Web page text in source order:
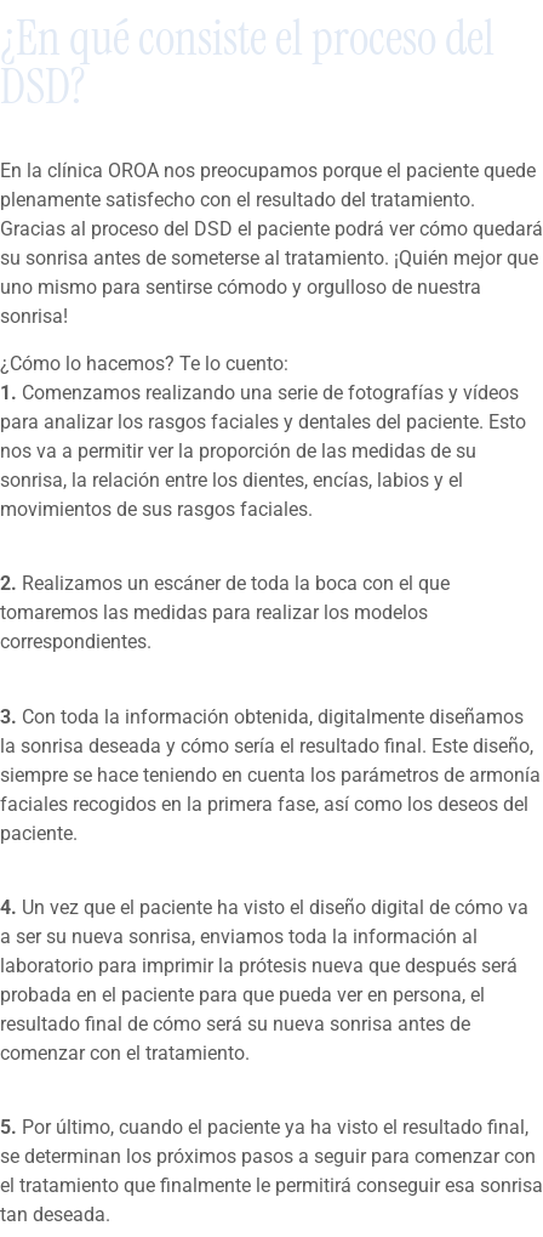
¿En qué consiste el proceso del
DSD?
En la clínica OROA nos preocupamos porque el paciente quede
plenamente satisfecho con el resultado del tratamiento.
Gracias al proceso del DSD el paciente podrá ver cómo quedará
su sonrisa antes de someterse al tratamiento. ¡Quién mejor que
uno mismo para sentirse cómodo y orgulloso de nuestra
sonrisa!
¿Cómo lo hacemos? Te lo cuento:
1. Comenzamos realizando una serie de fotografías y vídeos
para analizar los rasgos faciales y dentales del paciente. Esto
nos va a permitir ver la proporción de las medidas de su
sonrisa, la relación entre los dientes, encías, labios y el
movimientos de sus rasgos faciales.
2. Realizamos un escáner de toda la boca con el que
tomaremos las medidas para realizar los modelos
correspondientes.
3. Con toda la información obtenida, digitalmente diseñamos
la sonrisa deseada y cómo sería el resultado final. Este diseño,
siempre se hace teniendo en cuenta los parámetros de armonía
faciales recogidos en la primera fase, así como los deseos del
paciente.
4. Un vez que el paciente ha visto el diseño digital de cómo va
a ser su nueva sonrisa, enviamos toda la información al
laboratorio para imprimir la prótesis nueva que después será
probada en el paciente para que pueda ver en persona, el
resultado final de cómo será su nueva sonrisa antes de
comenzar con el tratamiento.
5. Por último, cuando el paciente ya ha visto el resultado final,
se determinan los próximos pasos a seguir para comenzar con
el tratamiento que finalmente le permitirá conseguir esa sonrisa
tan deseada.